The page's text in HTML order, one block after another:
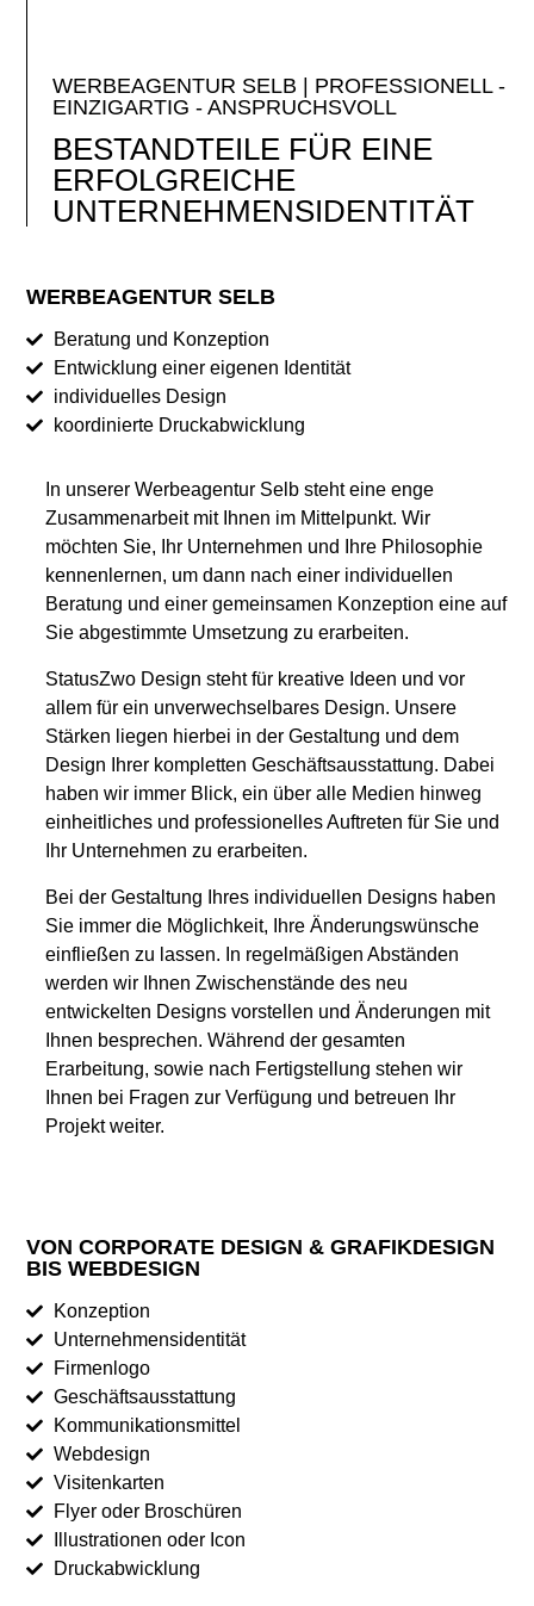
WERBEAGENTUR SELB | PROFESSIONELL -
EINZIGARTIG - ANSPRUCHSVOLL
BESTANDTEILE FÜR EINE
ERFOLGREICHE
UNTERNEHMENSIDENTITÄT
WERBEAGENTUR SELB
Beratung und Konzeption
Entwicklung einer eigenen Identität
individuelles Design
koordinierte Druckabwicklung
In unserer Werbeagentur Selb steht eine enge
Zusammenarbeit mit Ihnen im Mittelpunkt. Wir
möchten Sie, Ihr Unternehmen und Ihre Philosophie
kennenlernen, um dann nach einer individuellen
Beratung und einer gemeinsamen Konzeption eine auf
Sie abgestimmte Umsetzung zu erarbeiten.
StatusZwo Design steht für kreative Ideen und vor
allem für ein unverwechselbares Design. Unsere
Stärken liegen hierbei in der Gestaltung und dem
Design Ihrer kompletten Geschäftsausstattung. Dabei
haben wir immer Blick, ein über alle Medien hinweg
einheitliches und professionelles Auftreten für Sie und
Ihr Unternehmen zu erarbeiten.
Bei der Gestaltung Ihres individuellen Designs haben
Sie immer die Möglichkeit, Ihre Änderungswünsche
einfließen zu lassen. In regelmäßigen Abständen
werden wir Ihnen Zwischenstände des neu
entwickelten Designs vorstellen und Änderungen mit
Ihnen besprechen. Während der gesamten
Erarbeitung, sowie nach Fertigstellung stehen wir
Ihnen bei Fragen zur Verfügung und betreuen Ihr
Projekt weiter.
VON CORPORATE DESIGN & GRAFIKDESIGN
BIS WEBDESIGN
Konzeption
Unternehmensidentität
Firmenlogo
Geschäftsausstattung
Kommunikationsmittel
Webdesign
Visitenkarten
Flyer oder Broschüren
Illustrationen oder Icon
Druckabwicklung